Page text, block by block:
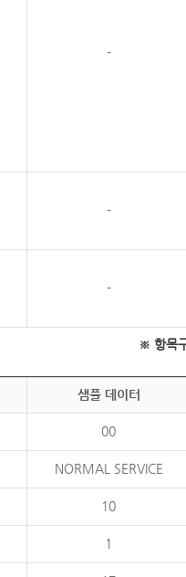
-
-
-
※ 항목
샘플 데이터
00
NORMAL SERVICE
10
1